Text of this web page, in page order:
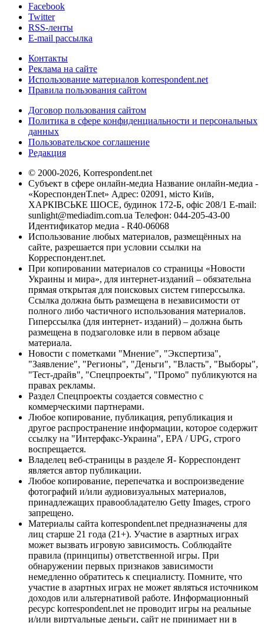
Facebook
Twitter
RSS-ленты
E-mail рассылка
Контакты
Реклама на сайте
Использование материалов korrespondent.net
Правила пользования сайтом
Договор пользования сайтом
Политика в сфере конфиденциальности и персональных
данных
Пользовательское соглашение
Редакция
© 2000-2026, Korrespondent.net
Субъект в сфере онлайн-медиа Название онлайн-медиа -
«КореспонденТ.net» Адрес: 02091, місто Київ,
ХАРКІВСЬКЕ ШОСЕ, будинок 172-Б, офіс 208/1 E-mail:
sunlight@mediadim.com.ua Телефон: 044-205-43-00
Идентификатор медиа - R40-06068
Использование любых материалов, размещённых на
сайте, разрешается при условии ссылки на
Корреспондент.net.
При копировании материалов со страницы «Новости
Украины и мира», для интернет-изданий – обязательна
прямая открытая для поисковых систем гиперссылка.
Ссылка должна быть размещена в независимости от
полного либо частичного использования материалов.
Гиперссылка (для интернет- изданий) – должна быть
размещена в подзаголовке или в первом абзаце
материала.
Новости с пометками "Мнение", "Экспертиза",
"Заявление", "Регионы", "Деньги", "Власть", "Выборы",
"Тест-драйв", "Спецпроекты", "Промо" публикуются на
правах рекламы.
Раздел Спецпроекты создается совместно с
коммерческими партнерами.
Любое копирование, публикация, републикация и
другое распространение информации, которое содержит
ссылку на "Интерфакс-Украина", EPA / UPG, строго
воспрещается.
Владелец веб-страницы в разделе Я- Корреспондент
является автор публикации.
Любое копирование, перепечатка и воспроизведение
фотографий и/или аудиовизуальных материалов,
принадлежащих правообладателю Getty Images, строго
запрещено.
Материалы сайта korrespondent.net предназначены для
лиц старше 21 года (21+). Участие в азартных играх
может вызвать игровую зависимость. Соблюдайте
правила (принципы) ответственной игры. При
обнаружении первых признаков зависимости
немедленно обратитесь к специалисту. Помните, что
участие в азартных играх не может являться источником
доходов или альтернативой работе. Информационный
ресурс korrespondent.net не проводит игры на реальные
и/или виртуальные деньги, сайт не принимает ни в